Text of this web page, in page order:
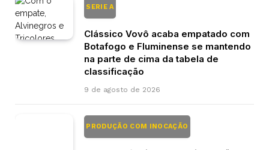
SERIE A
Clássico Vovô acaba empatado com
Botafogo e Fluminense se mantendo
na parte de cima da tabela de
classificação
9 de agosto de 2026
PRODUÇÃO COM INOCAÇÃO